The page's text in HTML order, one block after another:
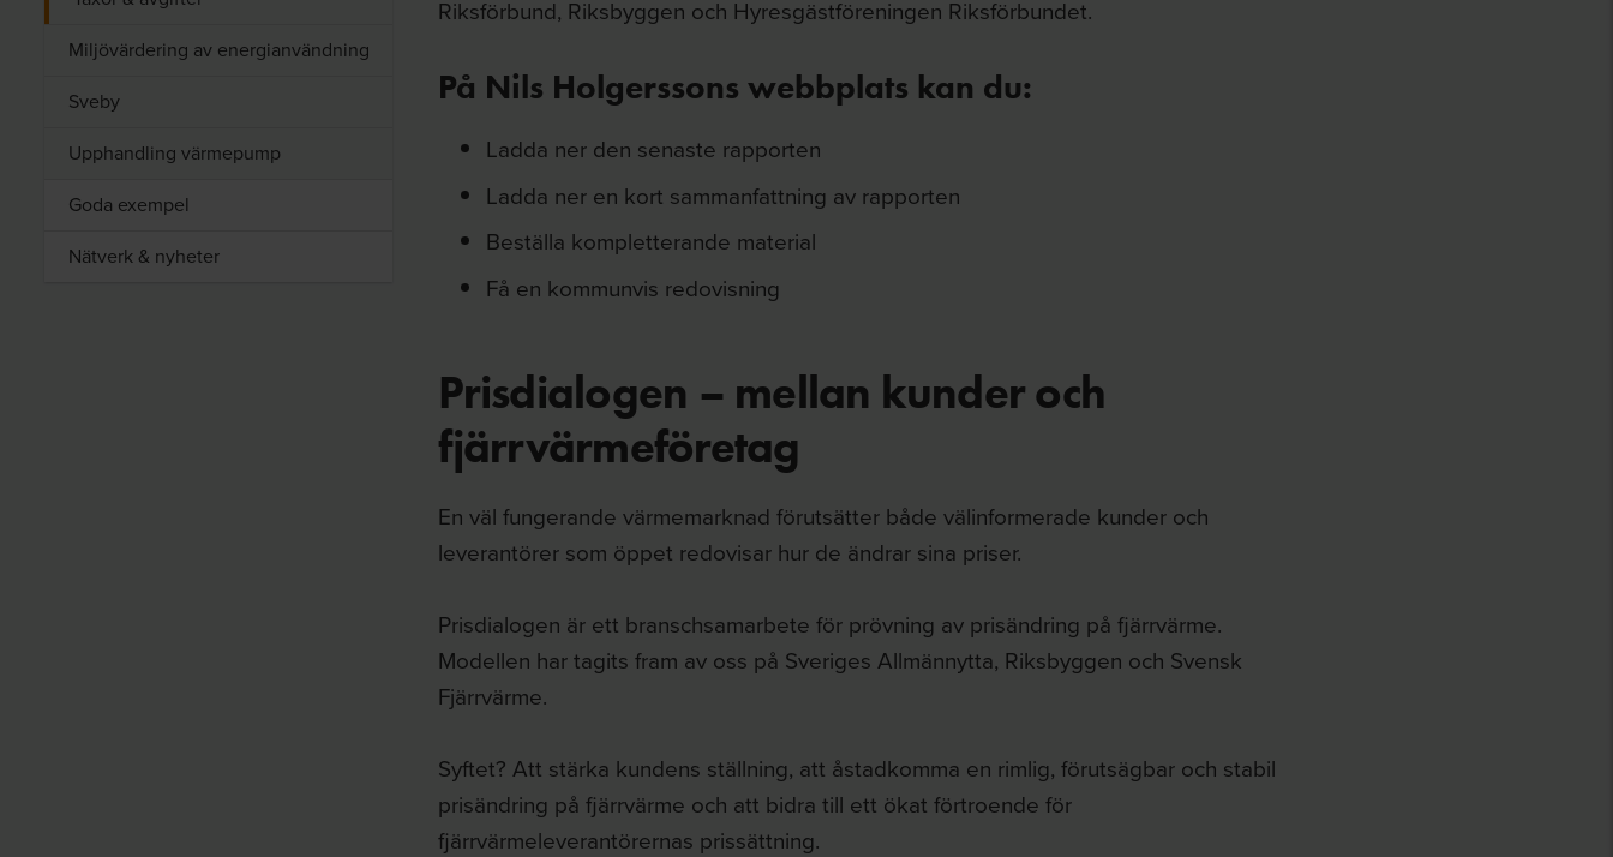
Miljövärdering av energianvändning
Sveby
Upphandling värmepump
Goda exempel
Nätverk & nyheter
Riksförbund, Riksbyggen och Hyresgästföreningen Riksförbundet.
På Nils Holgerssons webbplats kan du:
Ladda ner den senaste rapporten
Ladda ner en kort sammanfattning av rapporten
Beställa kompletterande material
Få en kommunvis redovisning
Prisdialogen – mellan kunder och
fjärrvärmeföretag
En väl fungerande värmemarknad förutsätter både välinformerade kunder och
leverantörer som öppet redovisar hur de ändrar sina priser.
Prisdialogen är ett branschsamarbete för prövning av prisändring på fjärrvärme.
Modellen har tagits fram av oss på Sveriges Allmännytta, Riksbyggen och Svensk
Fjärrvärme.
Syftet? Att stärka kundens ställning, att åstadkomma en rimlig, förutsägbar och stabil
prisändring på fjärrvärme och att bidra till ett ökat förtroende för
fjärrvärmeleverantörernas prissättning.